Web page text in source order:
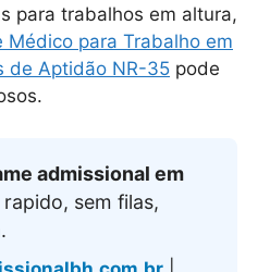
para trabalhos em altura,
Médico para Trabalho em
de Aptidão NR-35 pode
admissional em
sem filas,